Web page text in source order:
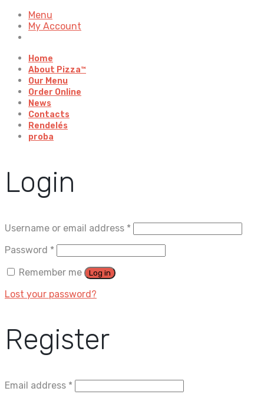
Menu
My Account
Home
About Pizza™
Our Menu
Order Online
News
Contacts
Rendelés
proba
Login
Username or email address *
Password *
Remember me
Log in
Lost your password?
Register
Email address *